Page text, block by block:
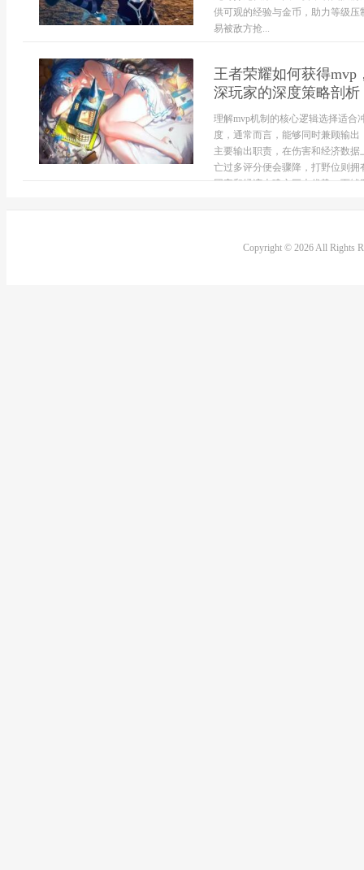
供可观的经验与金币，助力等级
易被敌方抢...
王者荣耀如何获得mvp
深玩家的深度策略剖析
理解mvp机制的核心逻辑选择适合
度，通常而言，能够同时兼顾输
主要输出职责，在伤害和经济数
亡过多评分便会骤降，打野位则
团率和经济上建立巨大优势，而辅
Copyright © 2026 All Rights